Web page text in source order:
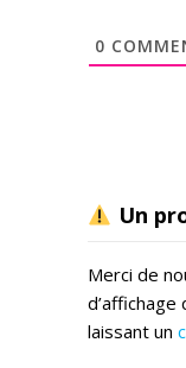
0
Un
Merci de
laissant un